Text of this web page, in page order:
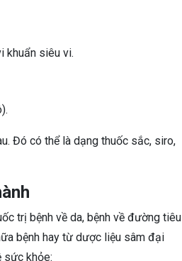
khuẩn siêu vi.
Đó có thể là dạng thuốc sắc, siro,
trị bệnh về da, bệnh về đường tiêu
bệnh hay từ dược liệu sâm đại
sức khỏe: